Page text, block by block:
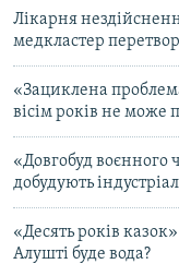
Лікарня
медкластер
«Зациклена
вісім років не може
«Довгобуд воєнного
добудують
«Десять років
Алушті буде вода?